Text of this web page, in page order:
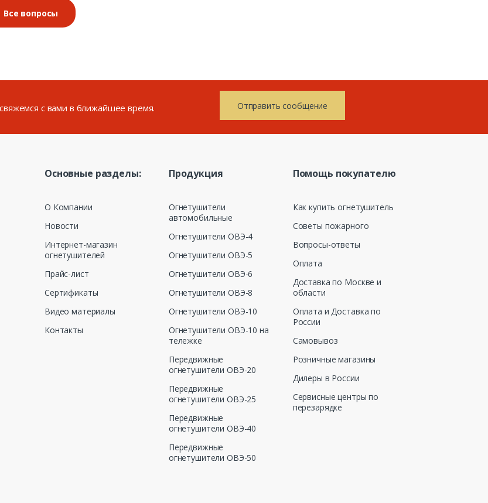
Все вопросы
с вами в ближайшее время. Отправить сообщение
Основные разделы:
О Компании
Новости
Интернет-магазин
огнетушителей
Прайс-лист
Сертификаты
Видео материалы
Контакты
Продукция
Огнетушители
автомобильные
Огнетушители ОВЭ-4
Огнетушители ОВЭ-5
Огнетушители ОВЭ-6
Огнетушители ОВЭ-8
Огнетушители ОВЭ-10
Огнетушители ОВЭ-10 на
тележке
Передвижные
огнетушители ОВЭ-20
Передвижные
огнетушители ОВЭ-25
Передвижные
огнетушители ОВЭ-40
Передвижные
огнетушители ОВЭ-50
Помощь покупателю
Как купить огнетушитель
Советы пожарного
Вопросы-ответы
Оплата
Доставка по Москве и
области
Оплата и Доставка по
России
Самовывоз
Розничные магазины
Дилеры в России
Сервисные центры по
перезарядке